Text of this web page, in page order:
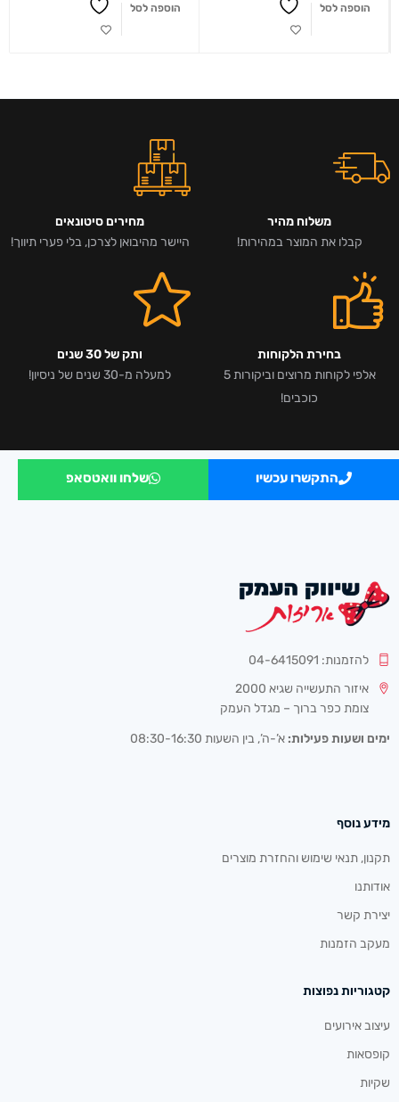
הוספה לסל הוספה לסל
משלוח מהיר
קבלו את המוצר במהירות!
מחירים סיטונאים
היישר מהיבואן לצרכן, בלי פערי תיווך!
בחירת הלקוחות
אלפי לקוחות מרוצים וביקורות 5
כוכבים!
ותק של 30 שנים
למעלה מ-30 שנים של ניסיון!
התקשרו עכשיו שלחו וואטסאפ
להזמנות: 04-6415091
איזור התעשייה שגיא 2000
צומת כפר ברוך – מגדל העמק
ימים ושעות פעילות: א’-ה’, בין השעות 08:30-16:30
מידע נוסף
תקנון, תנאי שימוש והחזרת מוצרים
אודותנו
יצירת קשר
מעקב הזמנות
קטגוריות נפוצות
עיצוב אירועים
קופסאות
שקיות